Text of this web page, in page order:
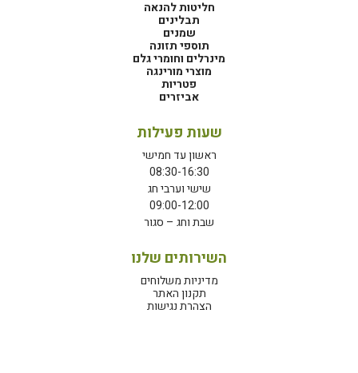
חליטות להנאה
תבלינים
שמנים
תוספי תזונה
מינרלים וחומרי גלם
מוצרי מורינגה
פטריות
אביזרים
שעות פעילות
ראשון עד חמישי
08:30-16:30
שישי וערבי חג
09:00-12:00
שבת וחג – סגור
השירותים שלנו
מדיניות משלוחים
תקנון האתר
הצהרת נגישות